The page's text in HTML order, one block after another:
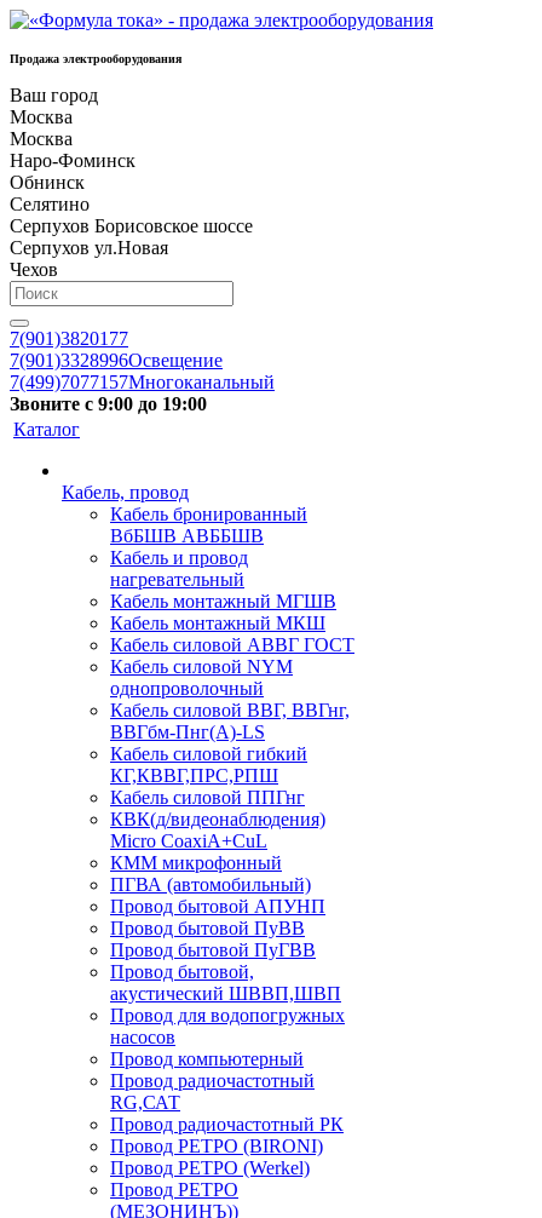
Продажа электрооборудования
Ваш город
Москва
Москва
Наро-Фоминск
Обнинск
Селятино
Серпухов Борисовское шоссе
Серпухов ул.Новая
Чехов
7(901)3820177
7(901)3328996Освещение
7(499)7077157Многоканальный
Звоните с 9:00 до 19:00
Каталог
Кабель, провод
Кабель бронированный
ВбБШВ АВББШВ
Кабель и провод
нагревательный
Кабель монтажный МГШВ
Кабель монтажный МКШ
Кабель силовой АВВГ ГОСТ
Кабель силовой NYM
однопроволочный
Кабель силовой ВВГ, ВВГнг,
ВВГбм-Пнг(А)-LS
Кабель силовой гибкий
КГ,КВВГ,ПРС,РПШ
Кабель силовой ППГнг
КВК(д/видеонаблюдения)
Micro CoaxiA+CuL
КММ микрофонный
ПГВА (автомобильный)
Провод бытовой АПУНП
Провод бытовой ПуВВ
Провод бытовой ПуГВВ
Провод бытовой,
акустический ШВВП,ШВП
Провод для водопогружных
насосов
Провод компьютерный
Провод радиочастотный
RG,САТ
Провод радиочастотный РК
Провод РЕТРО (BIRONI)
Провод РЕТРО (Werkel)
Провод РЕТРО
(МЕЗОНИНЪ))